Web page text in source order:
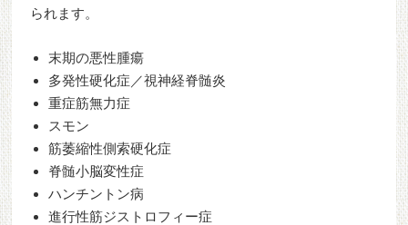
られます。
末期の悪性腫瘍
多発性硬化症／視神経脊髄炎
重症筋無力症
スモン
筋萎縮性側索硬化症
脊髄小脳変性症
ハンチントン病
進行性筋ジストロフィー症